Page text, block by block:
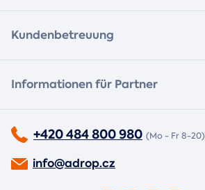
Kundenbetreuung
Informationen für Partner
+420 484 800 980 (Mo - Fr 8-20)
info@adrop.cz